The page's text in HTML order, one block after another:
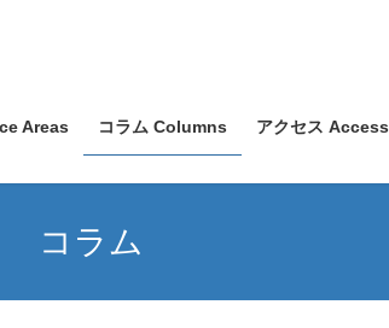
Areas コラム Columns アクセス Access
コラム